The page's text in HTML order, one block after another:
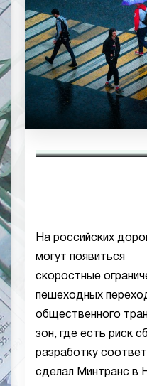
На российских
могут появиться
скоростные
пешеходных
общественного
зон, где есть риск
разработку
сделал Минтранс в